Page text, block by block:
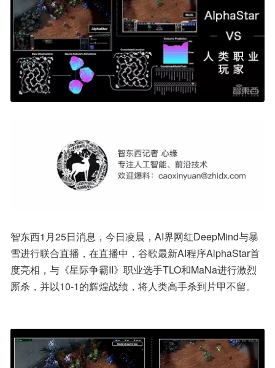
智东西1月25日消息，今日凌晨，AI界网红DeepMind与暴
雪进行联合直播，在直播中，谷歌最新AI程序AlphaStar首
度亮相，与《星际争霸II》职业选手TLO和MaNa进行激烈
厮杀，并以10-1的辉煌战绩，将人类高手杀到片甲不留。